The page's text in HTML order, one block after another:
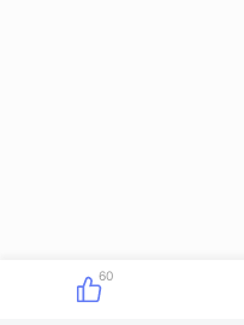
60